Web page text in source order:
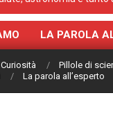
LA PAROLA
Curiosità Pillole di
La parola all’esperto